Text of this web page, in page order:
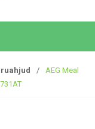
/
AEG Meal